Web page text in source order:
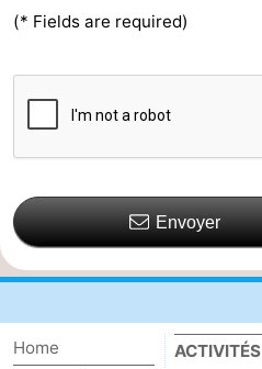
(* Fields are required)
Envoyer
Home
ACTIVITÉS